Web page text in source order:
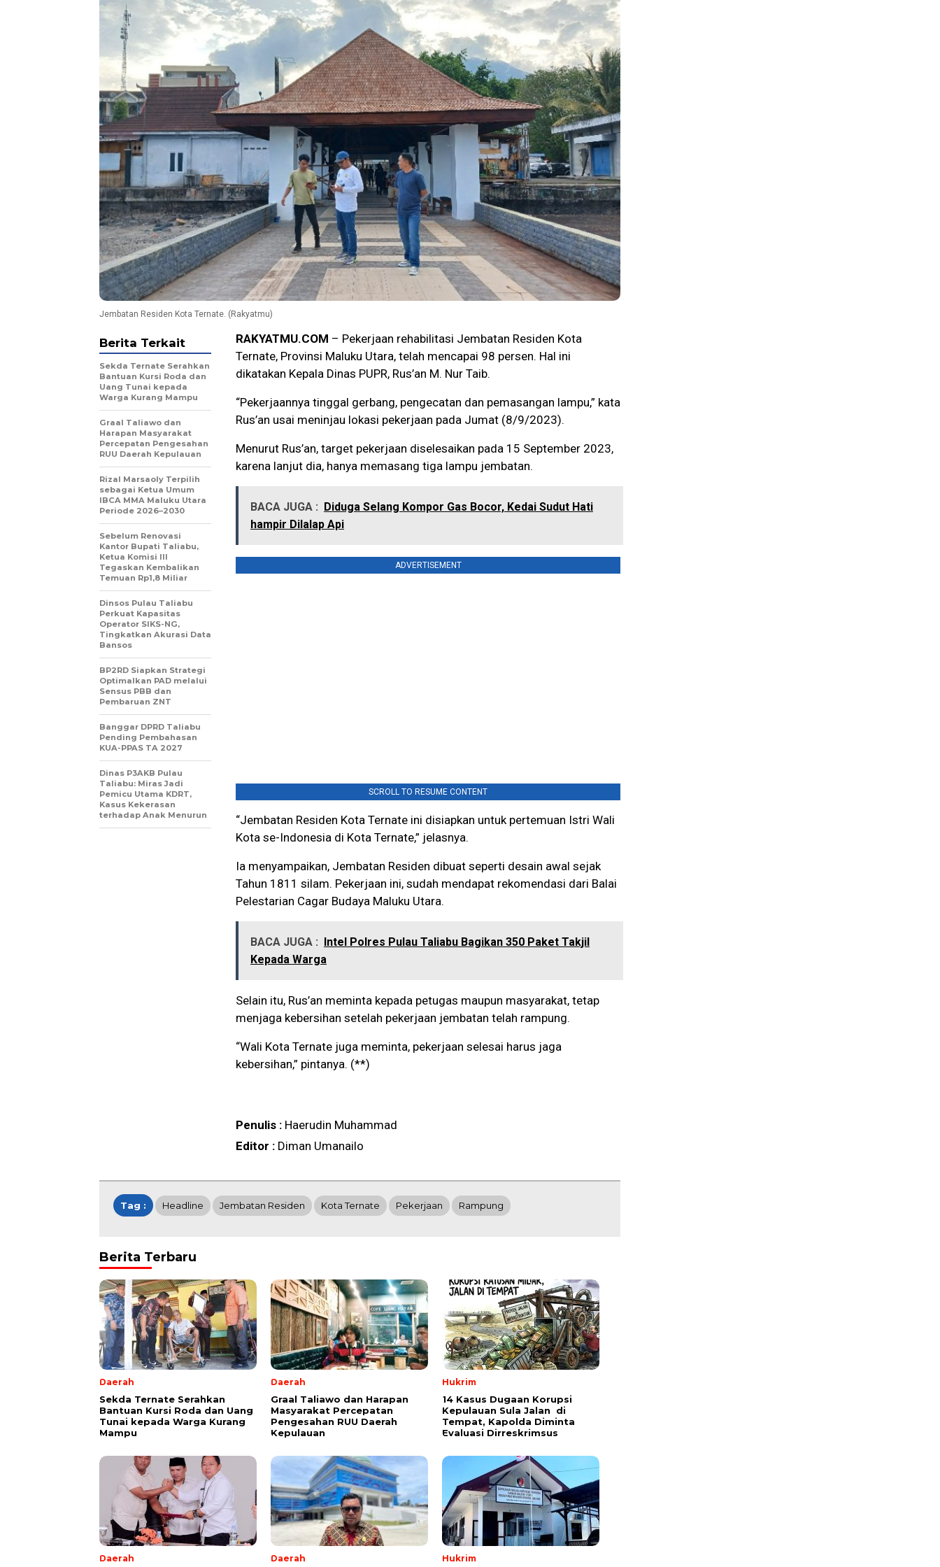
Jembatan Residen Kota Ternate. (Rakyatmu)
RAKYATMU.COM – Pekerjaan rehabilitasi Jembatan Residen Kota
Ternate, Provinsi Maluku Utara, telah mencapai 98 persen. Hal ini
dikatakan Kepala Dinas PUPR, Rus’an M. Nur Taib.
“Pekerjaannya tinggal gerbang, pengecatan dan pemasangan lampu,” kata
Rus’an usai meninjau lokasi pekerjaan pada Jumat (8/9/2023).
Menurut Rus’an, target pekerjaan diselesaikan pada 15 September 2023,
karena lanjut dia, hanya memasang tiga lampu jembatan.
BACA JUGA :
Diduga Selang Kompor Gas Bocor, Kedai Sudut Hati
hampir Dilalap Api
ADVERTISEMENT
SCROLL TO RESUME CONTENT
“Jembatan Residen Kota Ternate ini disiapkan untuk pertemuan Istri Wali
Kota se-Indonesia di Kota Ternate,” jelasnya.
Ia menyampaikan, Jembatan Residen dibuat seperti desain awal sejak
Tahun 1811 silam. Pekerjaan ini, sudah mendapat rekomendasi dari Balai
Pelestarian Cagar Budaya Maluku Utara.
BACA JUGA :
Intel Polres Pulau Taliabu Bagikan 350 Paket Takjil
Kepada Warga
Selain itu, Rus’an meminta kepada petugas maupun masyarakat, tetap
menjaga kebersihan setelah pekerjaan jembatan telah rampung.
“Wali Kota Ternate juga meminta, pekerjaan selesai harus jaga
kebersihan,” pintanya. (**)
Penulis : Haerudin Muhammad
Editor : Diman Umanailo
Berita Terkait
Sekda Ternate Serahkan
Bantuan Kursi Roda dan
Uang Tunai kepada
Warga Kurang Mampu
Graal Taliawo dan
Harapan Masyarakat
Percepatan Pengesahan
RUU Daerah Kepulauan
Rizal Marsaoly Terpilih
sebagai Ketua Umum
IBCA MMA Maluku Utara
Periode 2026–2030
Sebelum Renovasi
Kantor Bupati Taliabu,
Ketua Komisi III
Tegaskan Kembalikan
Temuan Rp1,8 Miliar
Dinsos Pulau Taliabu
Perkuat Kapasitas
Operator SIKS-NG,
Tingkatkan Akurasi Data
Bansos
BP2RD Siapkan Strategi
Optimalkan PAD melalui
Sensus PBB dan
Pembaruan ZNT
Banggar DPRD Taliabu
Pending Pembahasan
KUA-PPAS TA 2027
Dinas P3AKB Pulau
Taliabu: Miras Jadi
Pemicu Utama KDRT,
Kasus Kekerasan
terhadap Anak Menurun
Tag : Headline Jembatan Residen Kota Ternate Pekerjaan Rampung
Berita Terbaru
Daerah
Sekda Ternate Serahkan
Bantuan Kursi Roda dan Uang
Tunai kepada Warga Kurang
Mampu
Daerah
Graal Taliawo dan Harapan
Masyarakat Percepatan
Pengesahan RUU Daerah
Kepulauan
Hukrim
14 Kasus Dugaan Korupsi
Kepulauan Sula Jalan di
Tempat, Kapolda Diminta
Evaluasi Dirreskrimsus
Daerah Daerah Hukrim